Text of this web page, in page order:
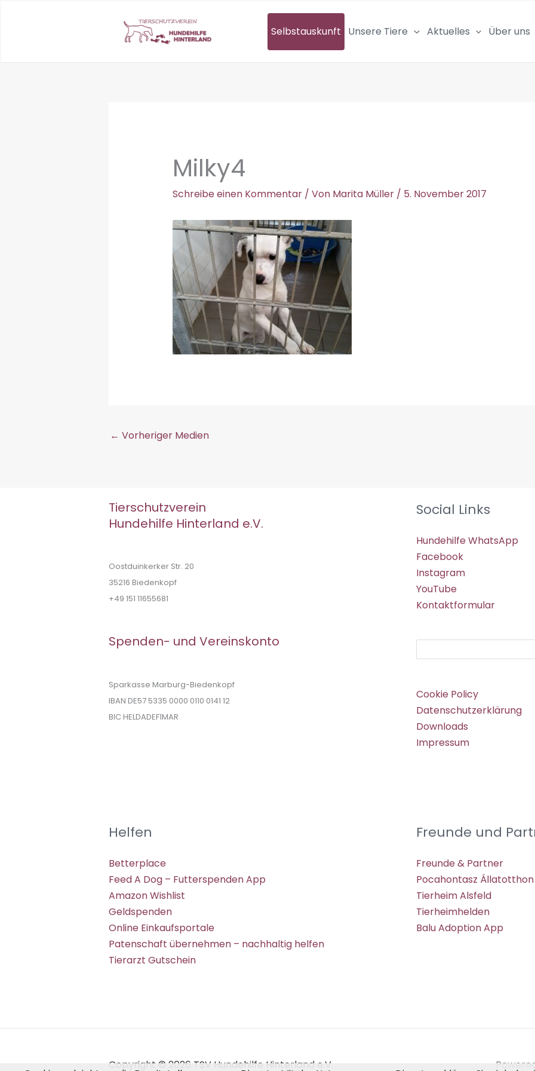
Selbstauskunft Unsere Tiere Aktuelles Über uns
Milky4
Schreibe einen Kommentar / Von Marita Müller / 5. November 2017
← Vorheriger Medien
Tierschutzverein
Hundehilfe Hinterland e.V.
Oostduinkerker Str. 20
35216 Biedenkopf
+49 151 11655681
Spenden- und Vereinskonto
Sparkasse Marburg-Biedenkopf
IBAN DE57 5335 0000 0110 0141 12
BIC HELDADEF1MAR
Social Links
Hundehilfe WhatsApp
Facebook
Instagram
YouTube
Kontaktformular
Cookie Policy
Datenschutzerklärung
Downloads
Impressum
Helfen
Betterplace
Feed A Dog – Futterspenden App
Amazon Wishlist
Geldspenden
Online Einkaufsportale
Patenschaft übernehmen – nachhaltig helfen
Tierarzt Gutschein
Freunde und
Freunde & Partner
Pocahontasz Állatotthon
Tierheim Alsfeld
Tierheimhelden
Balu Adoption App
Copyright © 2026 TSV Hundehilfe Hinterland e.V.